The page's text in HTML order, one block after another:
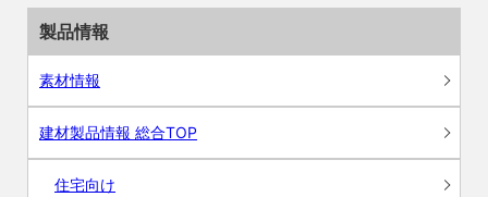
製品情報
素材情報
建材製品情報 総合TOP
住宅向け